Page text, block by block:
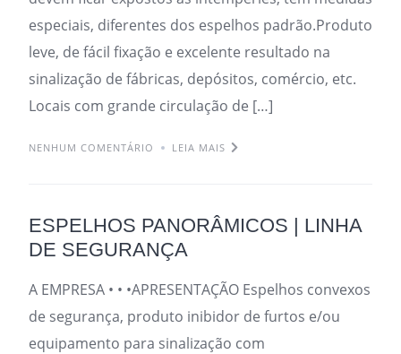
especiais, diferentes dos espelhos padrão.Produto
leve, de fácil fixação e excelente resultado na
sinalização de fábricas, depósitos, comércio, etc.
Locais com grande circulação de […]
NENHUM COMENTÁRIO LEIA MAIS
ESPELHOS PANORÂMICOS | LINHA
DE SEGURANÇA
A EMPRESA • • •APRESENTAÇÃO Espelhos convexos
de segurança, produto inibidor de furtos e/ou
equipamento para sinalização com